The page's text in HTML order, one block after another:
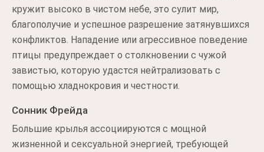
кружит высоко в чистом небе, это сулит мир,
благополучие и успешное разрешение затянувшихся
конфликтов. Нападение или агрессивное поведение
птицы предупреждает о столкновении с чужой
завистью, которую удастся нейтрализовать с
помощью хладнокровия и честности.
Сонник Фрейда
Большие крылья ассоциируются с мощной
жизненной и сексуальной энергией, требующей